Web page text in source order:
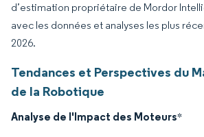
d’estimation propriétaire de Mordor
avec les données et analyses les plus
2026.
Tendances et Perspectives du
de la Robotique
Analyse de l'Impact des Moteurs*